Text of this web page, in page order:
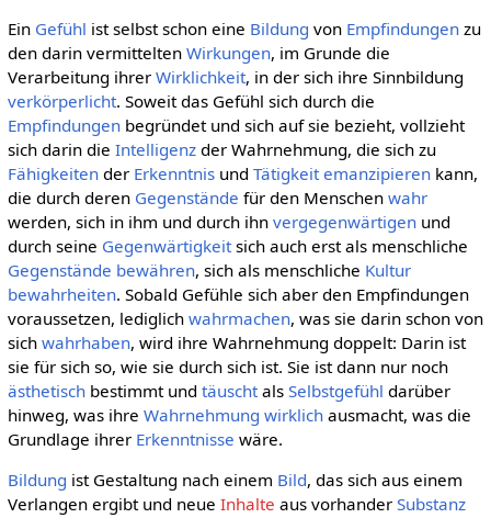
Ein Gefühl ist selbst schon eine Bildung von Empfindungenzu
den darin vermittelten Wirkungen, im Grunde die
Verarbeitung ihrer Wirklichkeit, in der sich ihre Sinnbildung
verkörperlicht. Soweit das Gefühl sich durch die
Empfindungenbegründet und sich auf sie bezieht, vollzieht
sich darin die Intelligenzder Wahrnehmung, die sich zu
Fähigkeitender Erkenntnisund Tätigkeit emanzipierenkann,
die durch deren Gegenstände für den Menschen wahr
werden, sich in ihm und durch ihn vergegenwärtigenund
durch seine Gegenwärtigkeitsich auch erst als menschliche
Gegenstände bewähren, sich als menschliche Kultur
bewahrheiten. Sobald Gefühle sich aber den Empfindungen
voraussetzen, lediglich wahrmachen, was sie darin schon von
sich wahrhaben, wird ihre Wahrnehmung doppelt: Darin ist
sie für sich so, wie sie durch sich ist. Sie ist dann nur noch
ästhetischbestimmt und täuschtals Selbstgefühl darüber
hinweg, was ihre Wahrnehmung wirklichausmacht, was die
Grundlage ihrer Erkenntnisse wäre.
Bildung ist Gestaltung nach einem Bild, das sich aus einem
Verlangen ergibt und neue Inhalte aus vorhander Substanz